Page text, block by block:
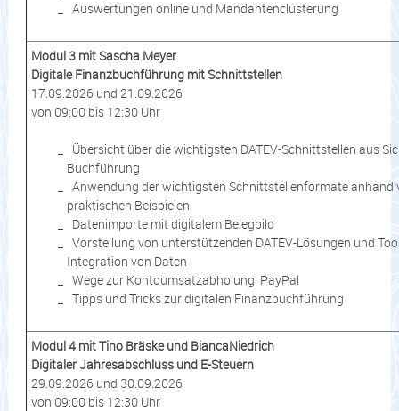
Auswertungen online und Mandantenclusterung
Modul 3 mit Sascha Meyer
Digitale Finanzbuchführung mit Schnittstellen
17.09.2026 und 21.09.2026
von 09:00 bis 12:30 Uhr
Übersicht über die wichtigsten DATEV-Schnittstellen aus
Buchführung
Anwendung der wichtigsten Schnittstellenformate anhand
praktischen Beispielen
Datenimporte mit digitalem Belegbild
Vorstellung von unterstützenden DATEV-Lösungen und
Integration von Daten
Wege zur Kontoumsatzabholung, PayPal
Tipps und Tricks zur digitalen Finanzbuchführung
Modul 4 mit Tino Bräske und BiancaNiedrich
Digitaler Jahresabschluss und E-Steuern
29.09.2026 und 30.09.2026
von 09:00 bis 12:30 Uhr